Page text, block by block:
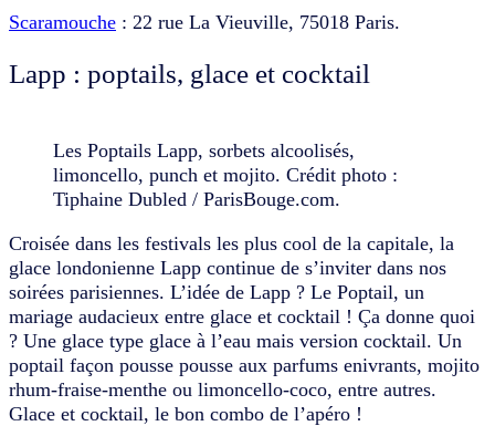
Scaramouche : 22 rue La Vieuville, 75018 Paris.
Lapp : poptails, glace et cocktail
Les Poptails Lapp, sorbets alcoolisés,
limoncello, punch et mojito. Crédit photo :
Tiphaine Dubled / ParisBouge.com.
Croisée dans les festivals les plus cool de la capitale, la
glace londonienne Lapp continue de s’inviter dans nos
soirées parisiennes. L’idée de Lapp ? Le Poptail, un
mariage audacieux entre glace et cocktail ! Ça donne quoi
? Une glace type glace à l’eau mais version cocktail. Un
poptail façon pousse pousse aux parfums enivrants, mojito
rhum-fraise-menthe ou limoncello-coco, entre autres.
Glace et cocktail, le bon combo de l’apéro !